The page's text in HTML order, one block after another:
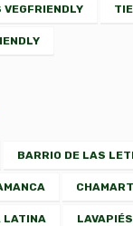
BARRIO DE LAS
LATINA LAVAPIÉS